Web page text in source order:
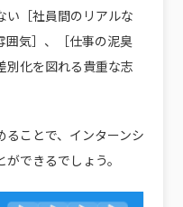
い［社員間のリアルな
囲気］、［仕事の泥臭
別化を図れる貴重な志
ることで、インターンシ
できるでしょう。